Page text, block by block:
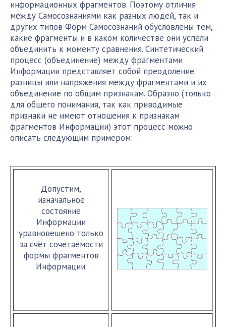
информационных фрагментов. Поэтому отличия
между Самосознаниями как разных людей, так и
других типов Форм Самосознаний обусловлены тем,
какие фрагменты и в каком количестве они успели
объединить к моменту сравнения. Синтетический
процесс (объединение) между фрагментами
Информации представляет собой преодоление
разницы или напряжения между фрагментами и их
объединение по общим признакам. Образно (только
для общего понимания, так как приводимые
признаки не имеют отношения к признакам
фрагментов Информации) этот процесс можно
описать следующим примером:
Допустим,
изначальное
состояние
Информации
уравновешено только
за счёт сочетаемости
формы фрагментов
Информации.